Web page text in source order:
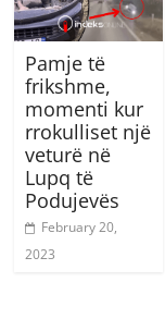
Pamje të
frikshme,
momenti kur
rrokulliset një
veturë në
Lupq të
Podujevës
February 20,
2023